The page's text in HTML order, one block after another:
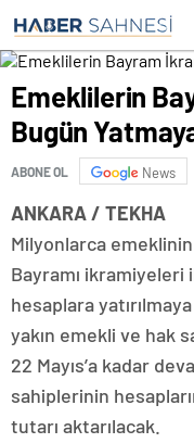
Emeklilerin
Bugün
ABONE OL News
ANKARA / TEKHA
Milyonlarca
Bayramı ikramiyeleri
hesaplara
yakın emekli ve hak
22 Mayıs’a kadar
sahiplerinin
tutarı aktarılacak.